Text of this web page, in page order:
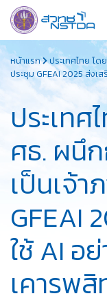
to
content
หน้าแรก
ประเทศไทย โ
ประชุม GFEAI 2025 ส่งเ
ประเท
ศธ. ผนึ
เป็นเจ้า
GFEAI
ใช้ AI อ
เคารพ